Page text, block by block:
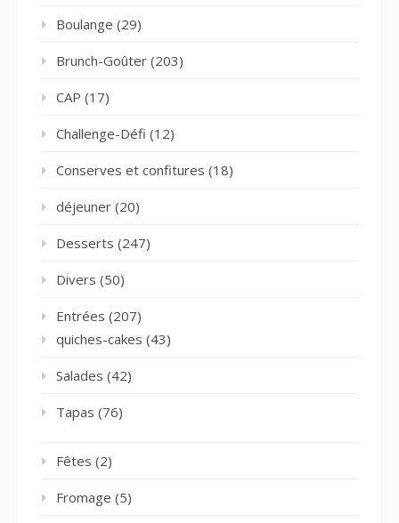
Boulange (29)
Brunch-Goûter (203)
CAP (17)
Challenge-Défi (12)
Conserves et confitures (18)
déjeuner (20)
Desserts (247)
Divers (50)
Entrées (207)
quiches-cakes (43)
Salades (42)
Tapas (76)
Fêtes (2)
Fromage (5)